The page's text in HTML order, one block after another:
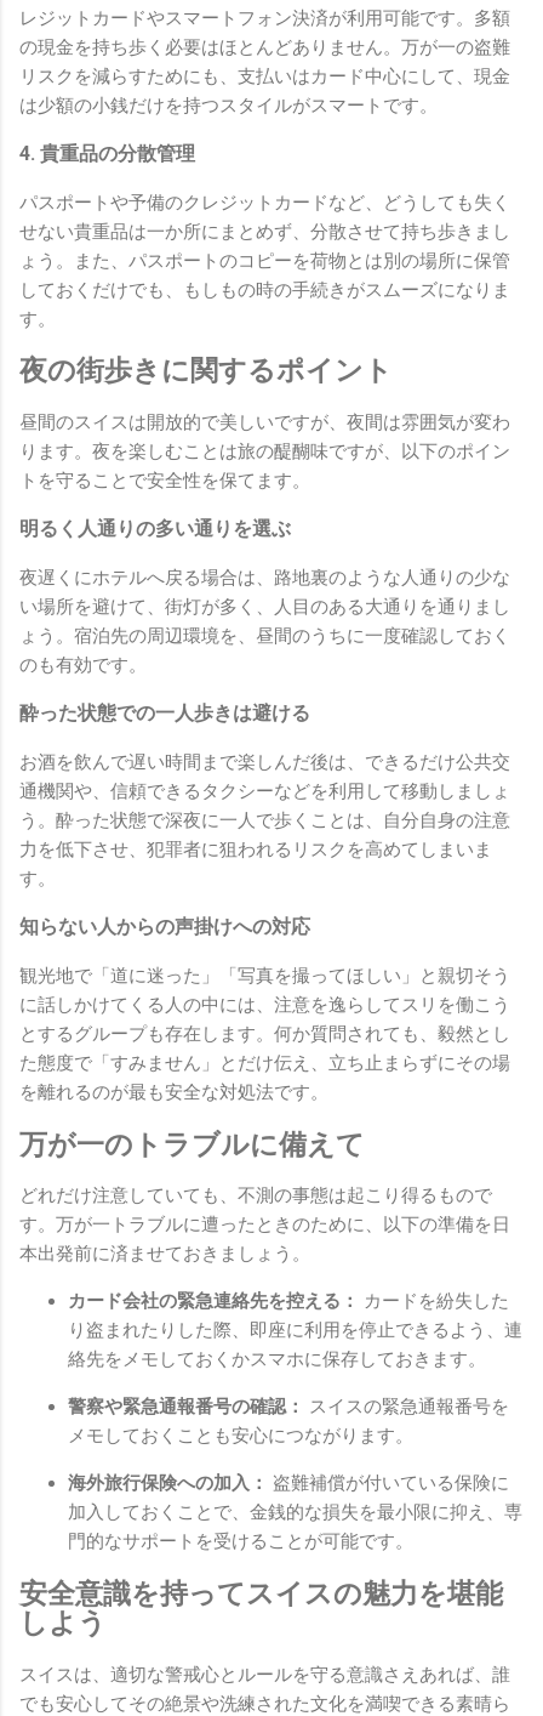
レジットカードやスマートフォン決済が利用可能です。多額
の現金を持ち歩く必要はほとんどありません。万が一の盗難
リスクを減らすためにも、支払いはカード中心にして、現金
は少額の小銭だけを持つスタイルがスマートです。
4. 貴重品の分散管理
パスポートや予備のクレジットカードなど、どうしても失く
せない貴重品は一か所にまとめず、分散させて持ち歩きまし
ょう。また、パスポートのコピーを荷物とは別の場所に保管
しておくだけでも、もしもの時の手続きがスムーズになりま
す。
夜の街歩きに関するポイント
昼間のスイスは開放的で美しいですが、夜間は雰囲気が変わ
ります。夜を楽しむことは旅の醍醐味ですが、以下のポイン
トを守ることで安全性を保てます。
明るく人通りの多い通りを選ぶ
夜遅くにホテルへ戻る場合は、路地裏のような人通りの少な
い場所を避けて、街灯が多く、人目のある大通りを通りまし
ょう。宿泊先の周辺環境を、昼間のうちに一度確認しておく
のも有効です。
酔った状態での一人歩きは避ける
お酒を飲んで遅い時間まで楽しんだ後は、できるだけ公共交
通機関や、信頼できるタクシーなどを利用して移動しましょ
う。酔った状態で深夜に一人で歩くことは、自分自身の注意
力を低下させ、犯罪者に狙われるリスクを高めてしまいま
す。
知らない人からの声掛けへの対応
観光地で「道に迷った」「写真を撮ってほしい」と親切そう
に話しかけてくる人の中には、注意を逸らしてスリを働こう
とするグループも存在します。何か質問されても、毅然とし
た態度で「すみません」とだけ伝え、立ち止まらずにその場
を離れるのが最も安全な対処法です。
万が一のトラブルに備えて
どれだけ注意していても、不測の事態は起こり得るもので
す。万が一トラブルに遭ったときのために、以下の準備を日
本出発前に済ませておきましょう。
カード会社の緊急連絡先を控える：
カードを紛失した
り盗まれたりした際、即座に利用を停止できるよう、連
絡先をメモしておくかスマホに保存しておきます。
警察や緊急通報番号の確認：
スイスの緊急通報番号を
メモしておくことも安心につながります。
海外旅行保険への加入：
盗難補償が付いている保険に
加入しておくことで、金銭的な損失を最小限に抑え、専
門的なサポートを受けることが可能です。
安全意識を持ってスイスの魅力を堪能
しよう
スイスは、適切な警戒心とルールを守る意識さえあれば、誰
でも安心してその絶景や洗練された文化を満喫できる素晴ら